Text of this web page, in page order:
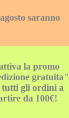
saranno
la promo
gratuita"
tutti gli ordini a
da 100€!